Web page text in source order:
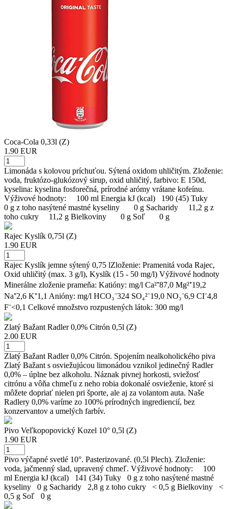
Coca-Cola 0,33l (Z)
1.90 EUR
Limonáda s kolovou príchuťou. Sýtená oxidom uhličitým. Zloženie:
voda, fruktózo-glukózový sirup, oxid uhličitý, farbivo: E 150d,
kyselina: kyselina fosforečná, prírodné arómy vrátane kofeínu.
Výživové hodnoty: 100 ml Energia kJ (kcal) 190 (45) Tuky
0 g z toho nasýtené mastné kyseliny 0 g Sacharidy 11,2 g z
toho cukry 11,2 g Bielkoviny 0 g Soľ 0 g
Rajec Kyslík 0,75l (Z)
1.90 EUR
Rajec Kyslík jemne sýtený 0,75 lZloženie: Pramenitá voda Rajec,
Oxid uhličitý (max. 3 g/l), Kyslík (15 - 50 mg/l) Výživové hodnoty
Minerálne zloženie prameňa: Katióny: mg/l Ca²⁺87,0 Mg²⁺19,2
Na⁺2,6 K⁺1,1 Anióny: mg/l HCO₃⁻324 SO₄²⁻19,0 NO₃⁻6,9 CI⁻4,8
F⁻<0,1 Celkové množstvo rozpustených látok: 300 mg/l
Zlatý Bažant Radler 0,0% Citrón 0,5l (Z)
2.00 EUR
Zlatý Bažant Radler 0,0% Citrón. Spojením nealkoholického piva
Zlatý Bažant s osviežujúcou limonádou vznikol jedinečný Radler
0,0% – úplne bez alkoholu. Náznak pivnej horkosti, sviežosť
citrónu a vôňa chmeľu z neho robia dokonalé osvieženie, ktoré si
môžete dopriať nielen pri športe, ale aj za volantom auta. Naše
Radlery 0,0% varíme zo 100% prírodných ingrediencií, bez
konzervantov a umelých farbív.
Pivo Veľkopopovický Kozel 10° 0,5l (Z)
1.90 EUR
Pivo výčapné svetlé 10°. Pasterizované. (0,5l Plech). Zloženie:
voda, jačmenný slad, upravený chmeľ. Výživové hodnoty: 100
ml Energia kJ (kcal) 141 (34) Tuky 0 g z toho nasýtené mastné
kyseliny 0 g Sacharidy 2,8 g z toho cukry < 0,5 g Bielkoviny <
0,5 g Soľ 0 g